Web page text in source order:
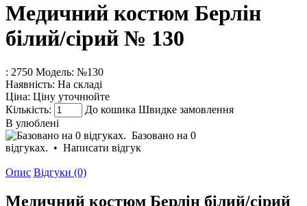
Медичний костюм Берлін
білий/сірий № 130
: 2750 Модель: №130
Наявність: На складі
Ціна: Ціну уточнюйте
Кількість:
До кошика Швидке замовлення
В улюблені
Базовано на 0
відгуках. • Написати відгук
Опис Відгуки (0)
Медичний костюм Берлін білий/сірий